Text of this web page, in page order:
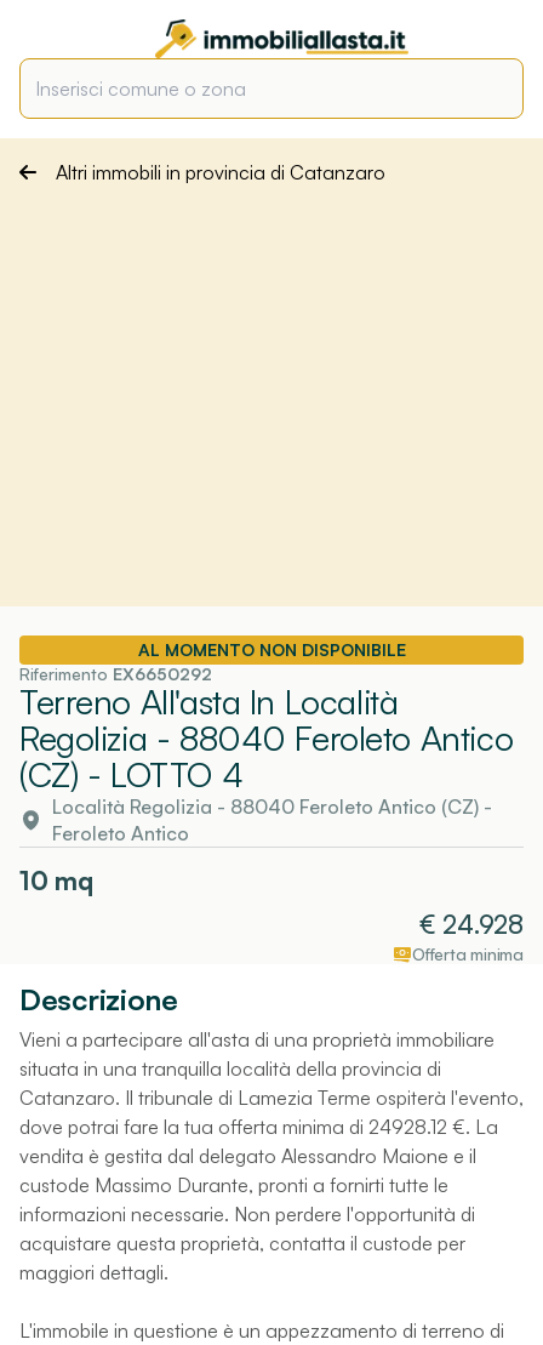
Altri immobili in provincia di Catanzaro
AL MOMENTO NON DISPONIBILE
Riferimento EX6650292
Terreno All'asta In Località
Regolizia - 88040 Feroleto Antico
(CZ) - LOTTO 4
Località Regolizia - 88040 Feroleto Antico (CZ) -
Feroleto Antico
10 mq
€ 24.928
Offerta minima
Descrizione
Vieni a partecipare all'asta di una proprietà immobiliare
situata in una tranquilla località della provincia di
Catanzaro. Il tribunale di Lamezia Terme ospiterà l'evento,
dove potrai fare la tua offerta minima di 24928.12 €. La
vendita è gestita dal delegato Alessandro Maione e il
custode Massimo Durante, pronti a fornirti tutte le
informazioni necessarie. Non perdere l'opportunità di
acquistare questa proprietà, contatta il custode per
maggiori dettagli.
L'immobile in questione è un appezzamento di terreno di